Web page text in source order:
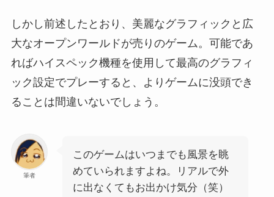
しかし前述したとおり、美麗なグラフィックと広
大なオープンワールドが売りのゲーム。可能であ
ればハイスペック機種を使用して最高のグラフィ
ック設定でプレーすると、よりゲームに没頭でき
ることは間違いないでしょう。
筆者
このゲームはいつまでも風景を眺
めていられますよね。リアルで外
に出なくてもお出かけ気分（笑）